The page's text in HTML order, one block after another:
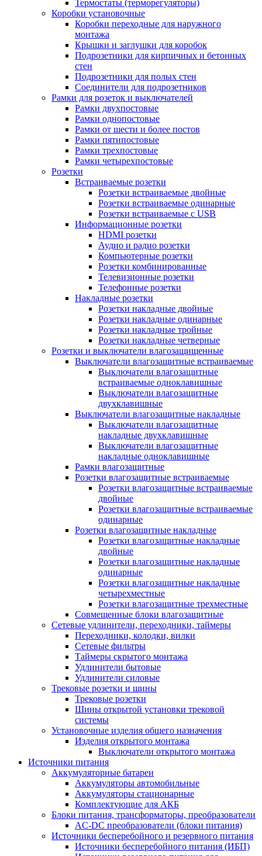
Термостаты (терморегуляторы)
Коробки установочные
Коробки переходные для наружного
монтажа
Крышки и заглушки для коробок
Подрозетники для кирпичных и бетонных
стен
Подрозетники для полых стен
Соединители для подрозетников
Рамки для розеток и выключателей
Рамки двухпостовые
Рамки однопостовые
Рамки от шести и более постов
Рамки пятипостовые
Рамки трехпостовые
Рамки четырехпостовые
Розетки
Встраиваемые розетки
Розетки встраиваемые двойные
Розетки встраиваемые одинарные
Розетки встраиваемые с USB
Информационные розетки
HDMI розетки
Аудио и радио розетки
Компьютерные розетки
Розетки комбинированные
Телевизионные розетки
Телефонные розетки
Накладные розетки
Розетки накладные двойные
Розетки накладные одинарные
Розетки накладные тройные
Розетки накладные четверные
Розетки и выключатели влагозащищенные
Выключатели влагозащитные встраиваемые
Выключатели влагозащитные
встраиваемые одноклавишные
Выключатели влагозащитные
двухклавишные
Выключатели влагозащитные накладные
Выключатели влагозащитные
накладные двухклавишные
Выключатели влагозащитные
накладные одноклавишные
Рамки влагозащитные
Розетки влагозащитные встраиваемые
Розетки влагозащитные встраиваемые
двойные
Розетки влагозащитные встраиваемые
одинарные
Розетки влагозащитные накладные
Розетки влагозащитные накладные
двойные
Розетки влагозащитные накладные
одинарные
Розетки влагозащитные накладные
четырехместные
Розетки влагозащитные трехместные
Совмещенные блоки влагозащитные
Сетевые удлинители, переходники, таймеры
Переходники, колодки, вилки
Сетевые фильтры
Таймеры скрытого монтажа
Удлинители бытовые
Удлинители силовые
Трековые розетки и шины
Трековые розетки
Шины открытой установки трековой
системы
Установочные изделия общего назначения
Изделия открытого монтажа
Выключатели открытого монтажа
Источники питания
Аккумуляторные батареи
Аккумуляторы автомобильные
Аккумуляторы стационарные
Комплектующие для АКБ
Блоки питания, трансформаторы, преобразователи
AC-DC преобразователи (блоки питания)
Источники бесперебойного и резервного питания
Источники бесперебойного питания (ИБП)